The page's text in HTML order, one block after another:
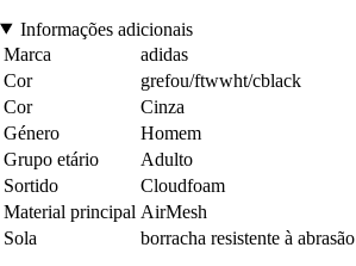
Informações adicionais
Marca
adidas
Cor
grefou/ftwwht/cblack
Cor
Cinza
Género
Homem
Grupo etário
Adulto
Sortido
Cloudfoam
Material principal AirMesh
Sola
borracha resistente à abrasão